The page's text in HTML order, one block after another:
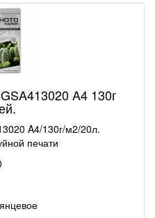
A4 130г
A4/130г/м2/20л.
печати